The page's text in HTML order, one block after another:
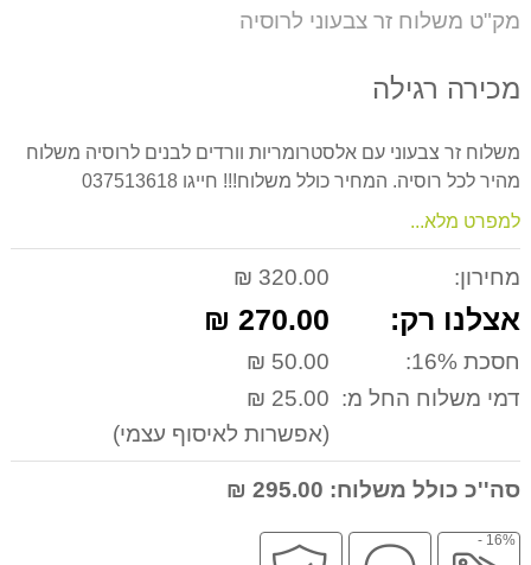
המוצר
מק"ט משלוח זר צבעוני לרוסיה
מכירה רגילה
משלוח זר צבעוני עם אלסטרומריות וורדים לבנים לרוסיה משלוח
מהיר לכל רוסיה. המחיר כולל משלוח!!! חייגו 037513618
למפרט מלא...
מחירון: 320.00 ₪
אצלנו רק: 270.00 ₪
חסכת 16%:
50.00 ₪
דמי משלוח החל מ: 25.00 ₪
(אפשרות לאיסוף עצמי)
סה''כ כולל משלוח:
16% - מבצע
שירות